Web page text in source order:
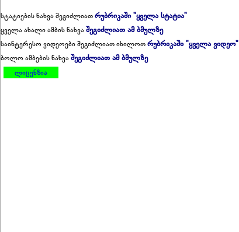
სტატიების ნახვა შეგიძლიათრუბრიკაში "ყველა სტატია"
ყველა ახალი ამბის ნახვაშეგიძლიათ ამ ბმულზე
საინტერესო ვიდეოები შეგიძლიათ იხილოთრუბრიკაში "ყველა ვიდეო"
ბოლო ამბების ნახვაშეგიძლიათ ამ ბმულზე
ლიცენზია